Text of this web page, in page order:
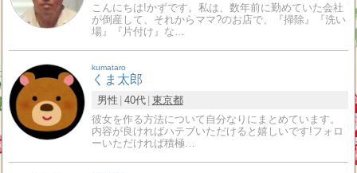
こんにちは!かずです。私は、数年前に勤めていた会社
が倒産して、それからママ?のお店で、『掃除』『洗い
場』『片付け』な…
kumataro
くま太郎
男性 40代 東京都
彼女を作る方法について自分なりにまとめています。
内容が良ければハテブいただけると嬉しいです!フォロ
ーいただければ積極…